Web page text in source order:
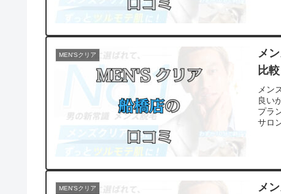
MEN'Sクリア
メ
比
メン
良い
プラ
サロ
MEN'Sクリア
メ